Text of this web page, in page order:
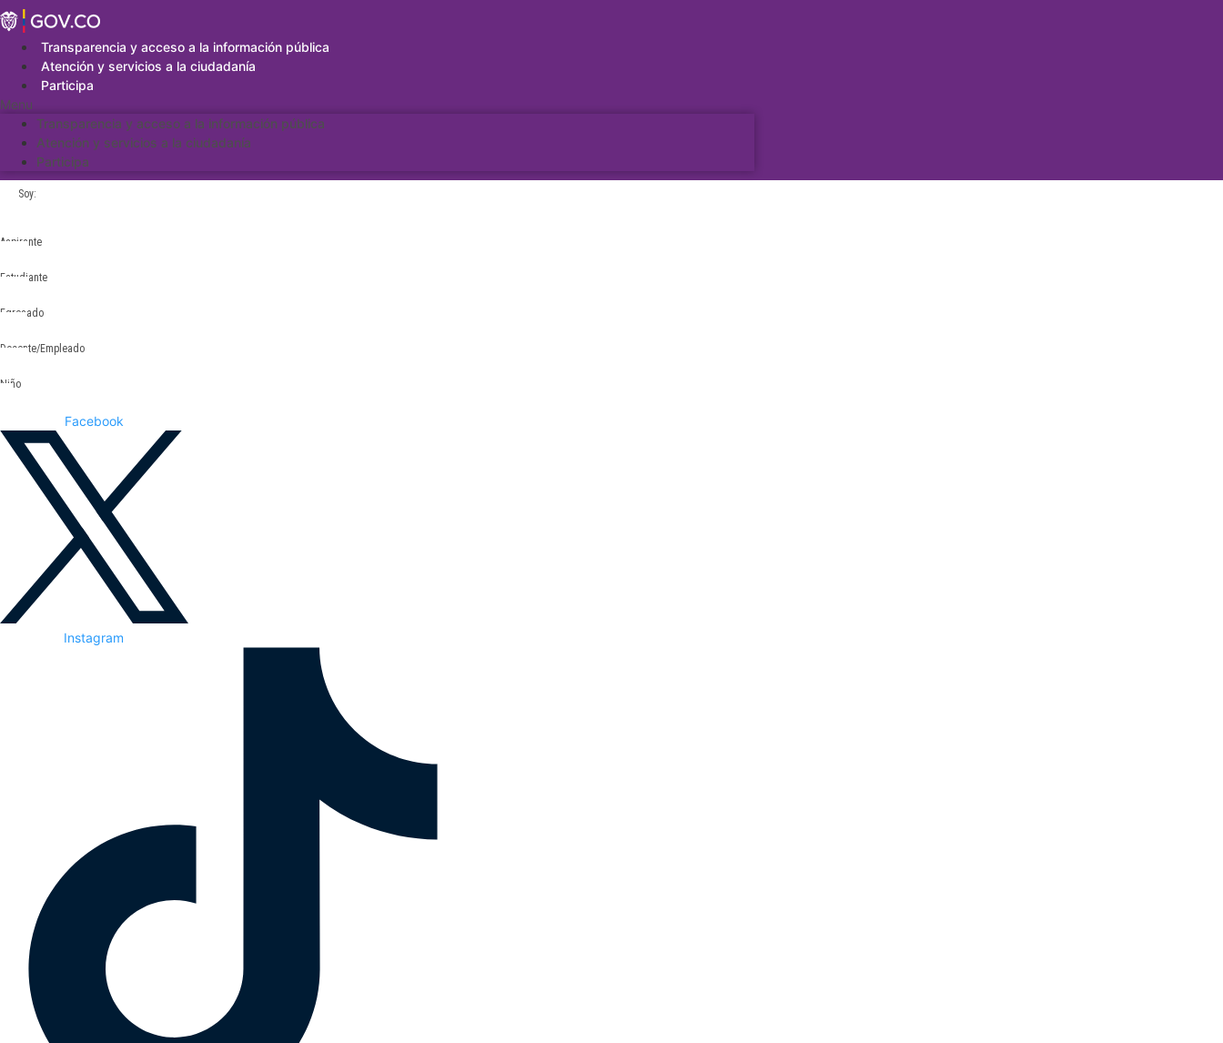
Saltar
al
contenidoTransparencia y acceso a la información pública
Atención y servicios a la ciudadanía
Participa
Menu
Transparencia y acceso a la información pública
Atención y servicios a la ciudadanía
Participa
Soy:
Aspirante
Estudiante
Egresado
Docente/Empleado
Niño
Facebook
Instagram